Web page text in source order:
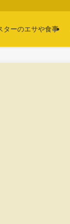
ターのエサや食事